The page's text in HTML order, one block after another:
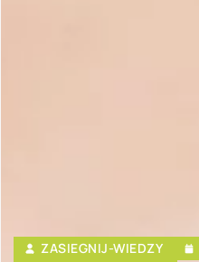
ZASIEGNIJ-WIEDZY